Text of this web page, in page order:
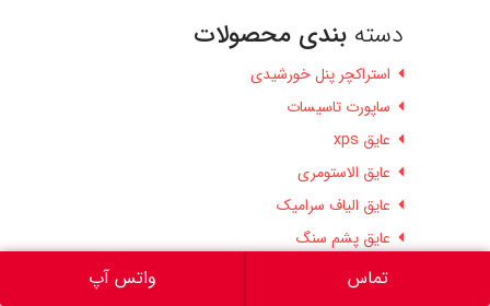
دسته بندی محصولات
استراکچر پنل خورشیدی
ساپورت تاسیسات
عایق xps
عایق الاستومری
عایق الیاف سرامیک
عایق پشم سنگ
عایق پلی یورتان
تماس واتس آپ